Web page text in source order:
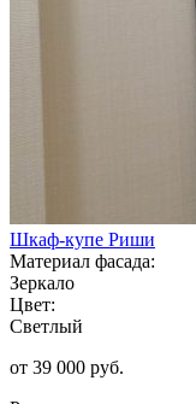
Шкаф-купе Риши
Материал фасада:
Зеркало
Цвет:
Светлый
от 39 000 руб.